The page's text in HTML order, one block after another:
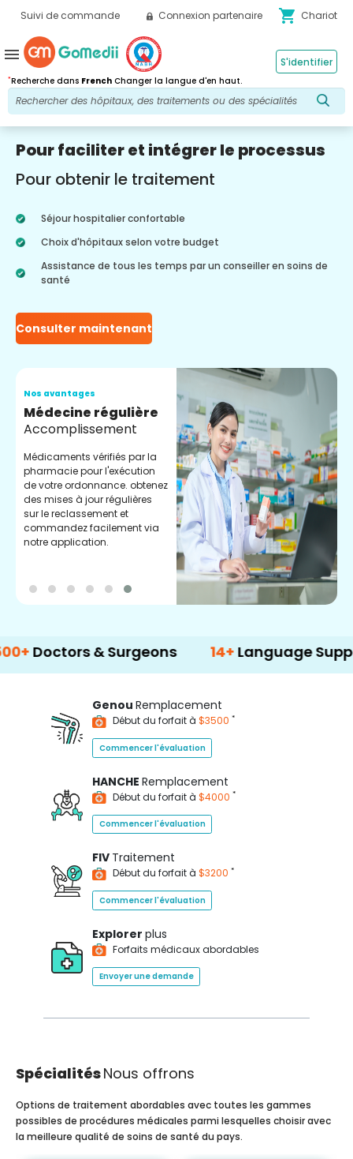
Suivi de commande Connexion partenaire shopping_cart Chariot
*Recherche dans French Changer la langue d'en haut.
S'identifier
menu
Pour faciliter et intégrer le processus
Pour obtenir le traitement
Séjour hospitalier confortable
Choix d'hôpitaux selon votre budget
Assistance de tous les temps par un conseiller en soins de
santé
Consulter maintenant
Nos avantages
Médecine régulière
Accomplissement
Médicaments vérifiés par la
pharmacie pour l'exécution
de votre ordonnance. obtenez
des mises à jour régulières
sur le reclassement et
commandez facilement via
notre application.
& Surgeons 14+ Language Support
Genou Remplacement
Début du forfait à $3500 *
Commencer l'évaluation
HANCHE Remplacement
Début du forfait à $4000 *
Commencer l'évaluation
FIV Traitement
Début du forfait à $3200 *
Commencer l'évaluation
Explorer plus
Forfaits médicaux abordables
Envoyer une demande
SpécialitésNous offrons
Options de traitement abordables avec toutes les gammes
possibles de procédures médicales parmi lesquelles choisir avec
la meilleure qualité de soins de santé du pays.